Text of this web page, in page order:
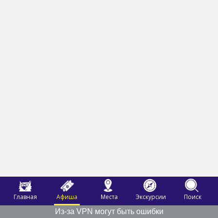
Главная Афиша Места Экскурсии
Поиск
Из-за VPN могут быть ошибки